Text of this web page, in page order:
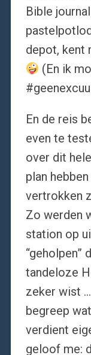
Bible
depot, kent
(En ik
En de reis
even te
over dit
plan
vertrokken
Zo werden
station op
“geholpen”
tandeloze
zeker wist
begreep
verdient
geloof me: